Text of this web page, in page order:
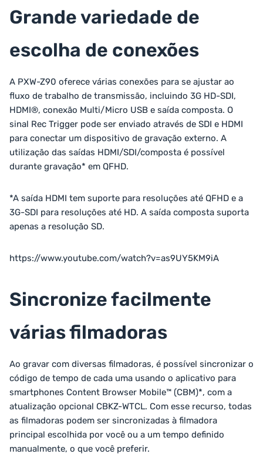
Grande variedade de
escolha de conexões
A PXW-Z90 oferece várias conexões para se ajustar ao
fluxo de trabalho de transmissão, incluindo 3G HD-SDI,
HDMI®, conexão Multi/Micro USB e saída composta. O
sinal Rec Trigger pode ser enviado através de SDI e HDMI
para conectar um dispositivo de gravação externo. A
utilização das saídas HDMI/SDI/composta é possível
durante gravação* em QFHD.
*A saída HDMI tem suporte para resoluções até QFHD e a
3G-SDI para resoluções até HD. A saída composta suporta
apenas a resolução SD.
https://www.youtube.com/watch?v=as9UY5KM9iA
Sincronize facilmente
várias filmadoras
Ao gravar com diversas filmadoras, é possível sincronizar o
código de tempo de cada uma usando o aplicativo para
smartphones Content Browser Mobile™ (CBM)*, com a
atualização opcional CBKZ-WTCL. Com esse recurso, todas
as filmadoras podem ser sincronizadas à filmadora
principal escolhida por você ou a um tempo definido
manualmente, o que você preferir.